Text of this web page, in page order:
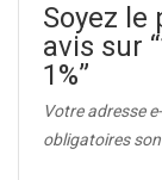
Soyez le
avis sur
1%”
Votre adresse
obligatoires